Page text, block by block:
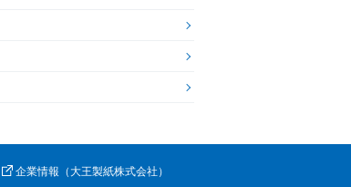
企業情報（大王製紙株式会社）